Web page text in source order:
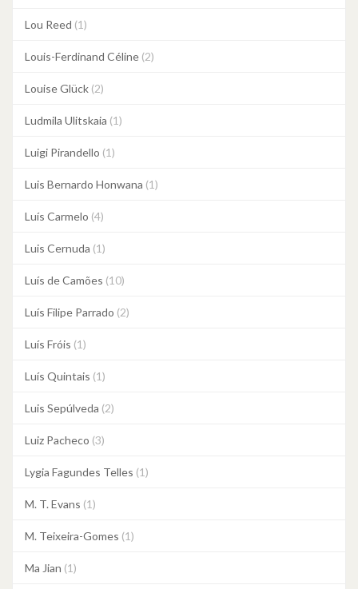
Lou Reed (1)
Louis-Ferdinand Céline (2)
Louise Glück (2)
Ludmila Ulitskaia (1)
Luigi Pirandello (1)
Luis Bernardo Honwana (1)
Luís Carmelo (4)
Luis Cernuda (1)
Luís de Camões (10)
Luís Filipe Parrado (2)
Luís Fróis (1)
Luís Quintais (1)
Luis Sepúlveda (2)
Luiz Pacheco (3)
Lygia Fagundes Telles (1)
M. T. Evans (1)
M. Teixeira-Gomes (1)
Ma Jian (1)